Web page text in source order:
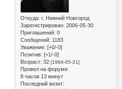
Откуда: г. Нижний Новгород
Зарегистрирован: 2006-05-30
Приглашений: 0
Сообщений: 1183
Уважение: [+0/-0]
Позитив: [+1/-0]
Возраст: 32 [1994-05-21]
Провел на форуме:
8 часов 13 минут
Последний визит: